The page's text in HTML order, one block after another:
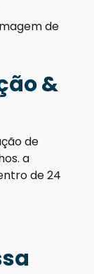
de
&
de
a
de 24